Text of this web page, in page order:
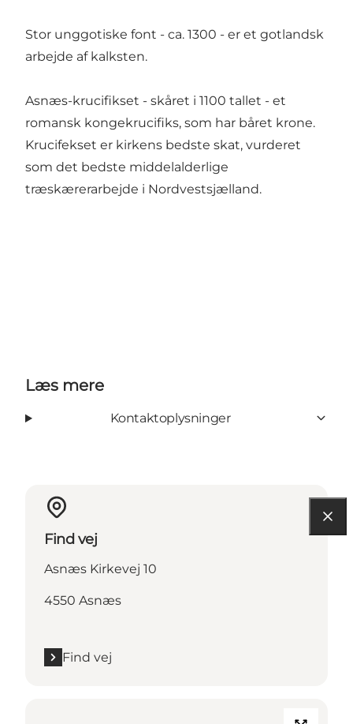
Stor unggotiske font - ca. 1300 - er et gotlandsk
arbejde af kalksten.
Asnæs-krucifikset - skåret i 1100 tallet - et
romansk kongekrucifiks, som har båret krone.
Krucifekset er kirkens bedste skat, vurderet
som det bedste middelalderlige
træskærerarbejde i Nordvestsjælland.
Læs mere
Kontaktoplysninger
Find vej
Asnæs Kirkevej 10
4550 Asnæs
Find vej